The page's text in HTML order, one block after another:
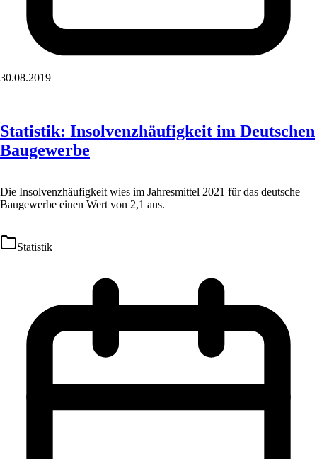
30.08.2019
Statistik: Insolvenzhäufigkeit im Deutschen
Baugewerbe
Die Insolvenzhäufigkeit wies im Jahresmittel 2021 für das deutsche
Baugewerbe einen Wert von 2,1 aus.
Statistik